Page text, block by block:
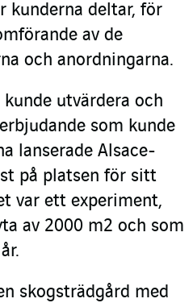
kunderna deltar, för
av de
och anordningarna.
utvärdera och
som kunde
lanserade Alsace-
på platsen för sitt
var ett experiment,
av 2000 m2 och som
skogsträdgård med